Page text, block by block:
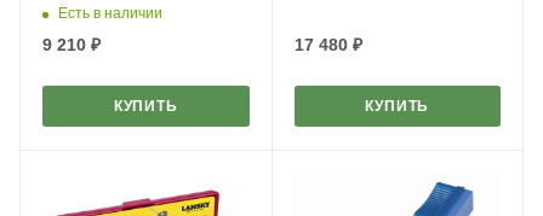
Есть в наличии
9 210 ₽
КУПИТЬ
17 480₽
КУПИТЬ